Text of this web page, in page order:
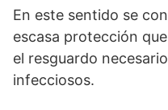
En este sentido se
escasa protección
el resguardo
infecciosos.